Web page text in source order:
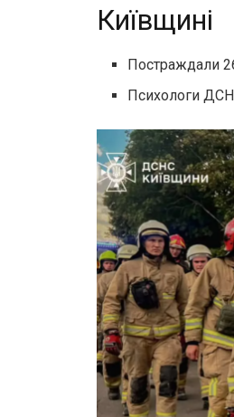
Київщині
Постраждали
Психологи